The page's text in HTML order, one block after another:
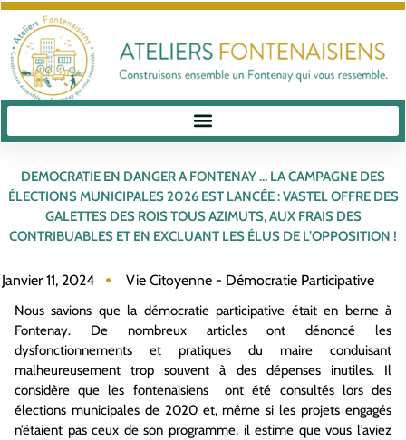
DEMOCRATIE EN DANGER A FONTENAY … LA CAMPAGNE DES
ÉLECTIONS MUNICIPALES 2026 EST LANCÉE : VASTEL OFFRE DES
GALETTES DES ROIS TOUS AZIMUTS, AUX FRAIS DES
CONTRIBUABLES ET EN EXCLUANT LES ÉLUS DE L’OPPOSITION !
Janvier 11, 2024 Vie Citoyenne - Démocratie Participative
Nous savions que la démocratie participative était en berne à
Fontenay. De nombreux articles ont dénoncé les
dysfonctionnements et pratiques du maire conduisant
malheureusement trop souvent à des dépenses inutiles. Il
considère que les fontenaisiens ont été consultés lors des
élections municipales de 2020 et, même si les projets engagés
n’étaient pas ceux de son programme, il estime que vous l’aviez